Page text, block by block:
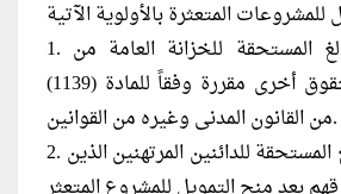
1. قبل استيفاء المبالغ المستحقة للخزانة العامة من
ضرائب ورسوم وحقوق أخرى مقررة وفقاً للمادة (1139)
من القانون المدنى وغيره من القوانين.
2. قبل استيفاء المبالغ المستحقة للدائنين المرتهنين الذين